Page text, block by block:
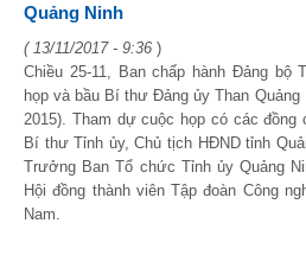
Quảng Ninh
( 13/11/2017 - 9:36 )
Chiều 25-11, Ban chấp hành Đảng bộ
họp và bầu Bí thư Đảng ủy Than
2015). Tham dự cuộc họp có các
Bí thư Tỉnh ủy, Chủ tịch HĐND tỉnh
Trưởng Ban Tổ chức Tỉnh ủy Quảng
Hội đồng thành viên Tập đoàn Công
Nam.